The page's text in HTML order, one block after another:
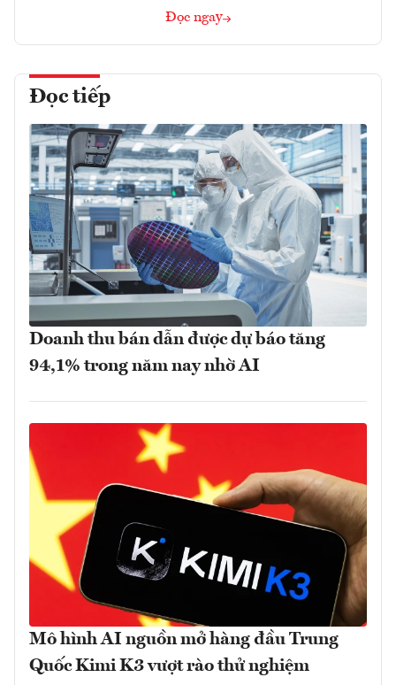
Đọc ngay
Đọc tiếp
Doanh thu bán dẫn được dự báo tăng
94,1% trong năm nay nhờ AI
Mô hình AI nguồn mở hàng đầu Trung
Quốc Kimi K3 vượt rào thử nghiệm